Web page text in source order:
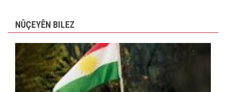
NÛÇEYÊN BILEZ